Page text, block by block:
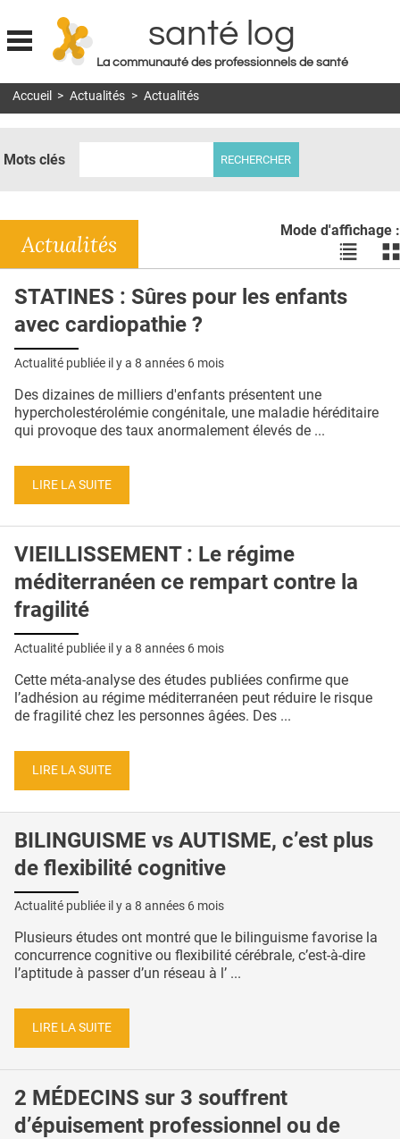
Jump to navigation
santé log
La communauté des professionnels de santé
MON COMPTE
DOSSIERS
RÉSEAUX
E-REVUE SAD
QUI SOMMES-NOUS ?
CONDITIONS GÉNÉRALES
CRÉDITS
Accueil > Actualités > Actualités
Mots clés
Mode d'affichage :
Voir
les
en
les
Actualités
STATINES : Sûres pour les enfants
avec cardiopathie ?
Actualité publiée il y a 8 années 6 mois
Des dizaines de milliers d'enfants présentent une
hypercholestérolémie congénitale, une maladie héréditaire
qui provoque des taux anormalement élevés de ...
LIRE LA SUITE
VIEILLISSEMENT : Le régime
méditerranéen ce rempart contre la
fragilité
Actualité publiée il y a 8 années 6 mois
Cette méta-analyse des études publiées confirme que
l’adhésion au régime méditerranéen peut réduire le risque
de fragilité chez les personnes âgées. Des ...
LIRE LA SUITE
BILINGUISME vs AUTISME, c’est plus
de flexibilité cognitive
Actualité publiée il y a 8 années 6 mois
Plusieurs études ont montré que le bilinguisme favorise la
concurrence cognitive ou flexibilité cérébrale, c’est-à-dire
l’aptitude à passer d’un réseau à l’ ...
LIRE LA SUITE
2 MÉDECINS sur 3 souffrent
d’épuisement professionnel ou de